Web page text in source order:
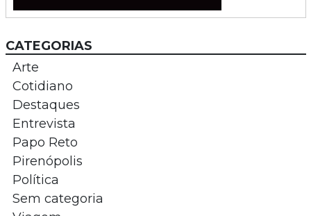
CATEGORIAS
Arte
Cotidiano
Destaques
Entrevista
Papo Reto
Pirenópolis
Política
Sem categoria